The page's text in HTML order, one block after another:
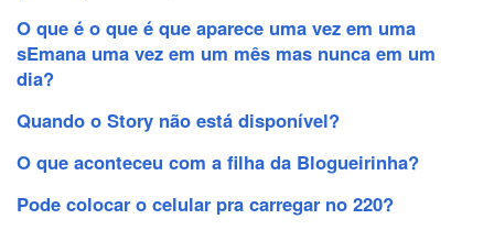
O que é o que é que aparece uma vez em uma
sEmana uma vez em um mês mas nunca em um
dia?
Quando o Story não está disponível?
O que aconteceu com a filha da Blogueirinha?
Pode colocar o celular pra carregar no 220?